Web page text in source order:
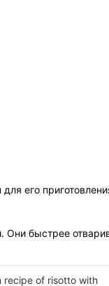
его
Они быстрее